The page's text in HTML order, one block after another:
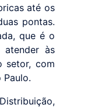
até os
pontas.
que é o
atender às
setor, com